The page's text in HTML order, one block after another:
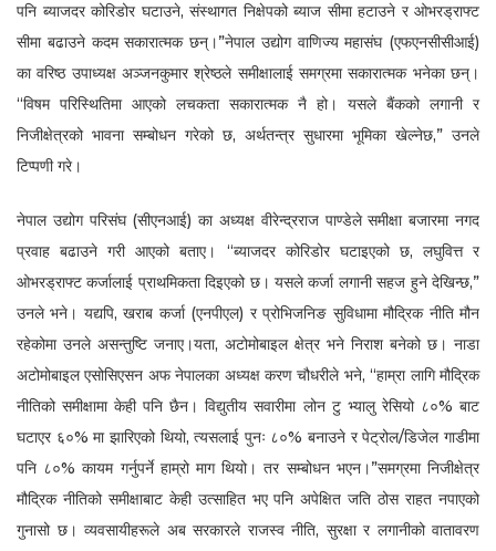
पनि ब्याजदर कोरिडोर घटाउने, संस्थागत निक्षेपको ब्याज सीमा हटाउने र ओभरड्राफ्ट
सीमा बढाउने कदम सकारात्मक छन्।”नेपाल उद्योग वाणिज्य महासंघ (एफएनसीसीआई)
का वरिष्ठ उपाध्यक्ष अञ्जनकुमार श्रेष्ठले समीक्षालाई समग्रमा सकारात्मक भनेका छन्।
“विषम परिस्थितिमा आएको लचकता सकारात्मक नै हो। यसले बैंकको लगानी र
निजीक्षेत्रको भावना सम्बोधन गरेको छ, अर्थतन्त्र सुधारमा भूमिका खेल्नेछ,” उनले
टिप्पणी गरे।
नेपाल उद्योग परिसंघ (सीएनआई) का अध्यक्ष वीरेन्द्रराज पाण्डेले समीक्षा बजारमा नगद
प्रवाह बढाउने गरी आएको बताए। “ब्याजदर कोरिडोर घटाइएको छ, लघुवित्त र
ओभरड्राफ्ट कर्जालाई प्राथमिकता दिइएको छ। यसले कर्जा लगानी सहज हुने देखिन्छ,”
उनले भने। यद्यपि, खराब कर्जा (एनपीएल) र प्रोभिजनिङ सुविधामा मौद्रिक नीति मौन
रहेकोमा उनले असन्तुष्टि जनाए।यता, अटोमोबाइल क्षेत्र भने निराश बनेको छ। नाडा
अटोमोबाइल एसोसिएसन अफ नेपालका अध्यक्ष करण चौधरीले भने, “हाम्रा लागि मौद्रिक
नीतिको समीक्षामा केही पनि छैन। विद्युतीय सवारीमा लोन टु भ्यालु रेसियो ८०% बाट
घटाएर ६०% मा झारिएको थियो, त्यसलाई पुनः ८०% बनाउने र पेट्रोल/डिजेल गाडीमा
पनि ८०% कायम गर्नुपर्ने हाम्रो माग थियो। तर सम्बोधन भएन।”समग्रमा निजीक्षेत्र
मौद्रिक नीतिको समीक्षाबाट केही उत्साहित भए पनि अपेक्षित जति ठोस राहत नपाएको
गुनासो छ। व्यवसायीहरूले अब सरकारले राजस्व नीति, सुरक्षा र लगानीको वातावरण